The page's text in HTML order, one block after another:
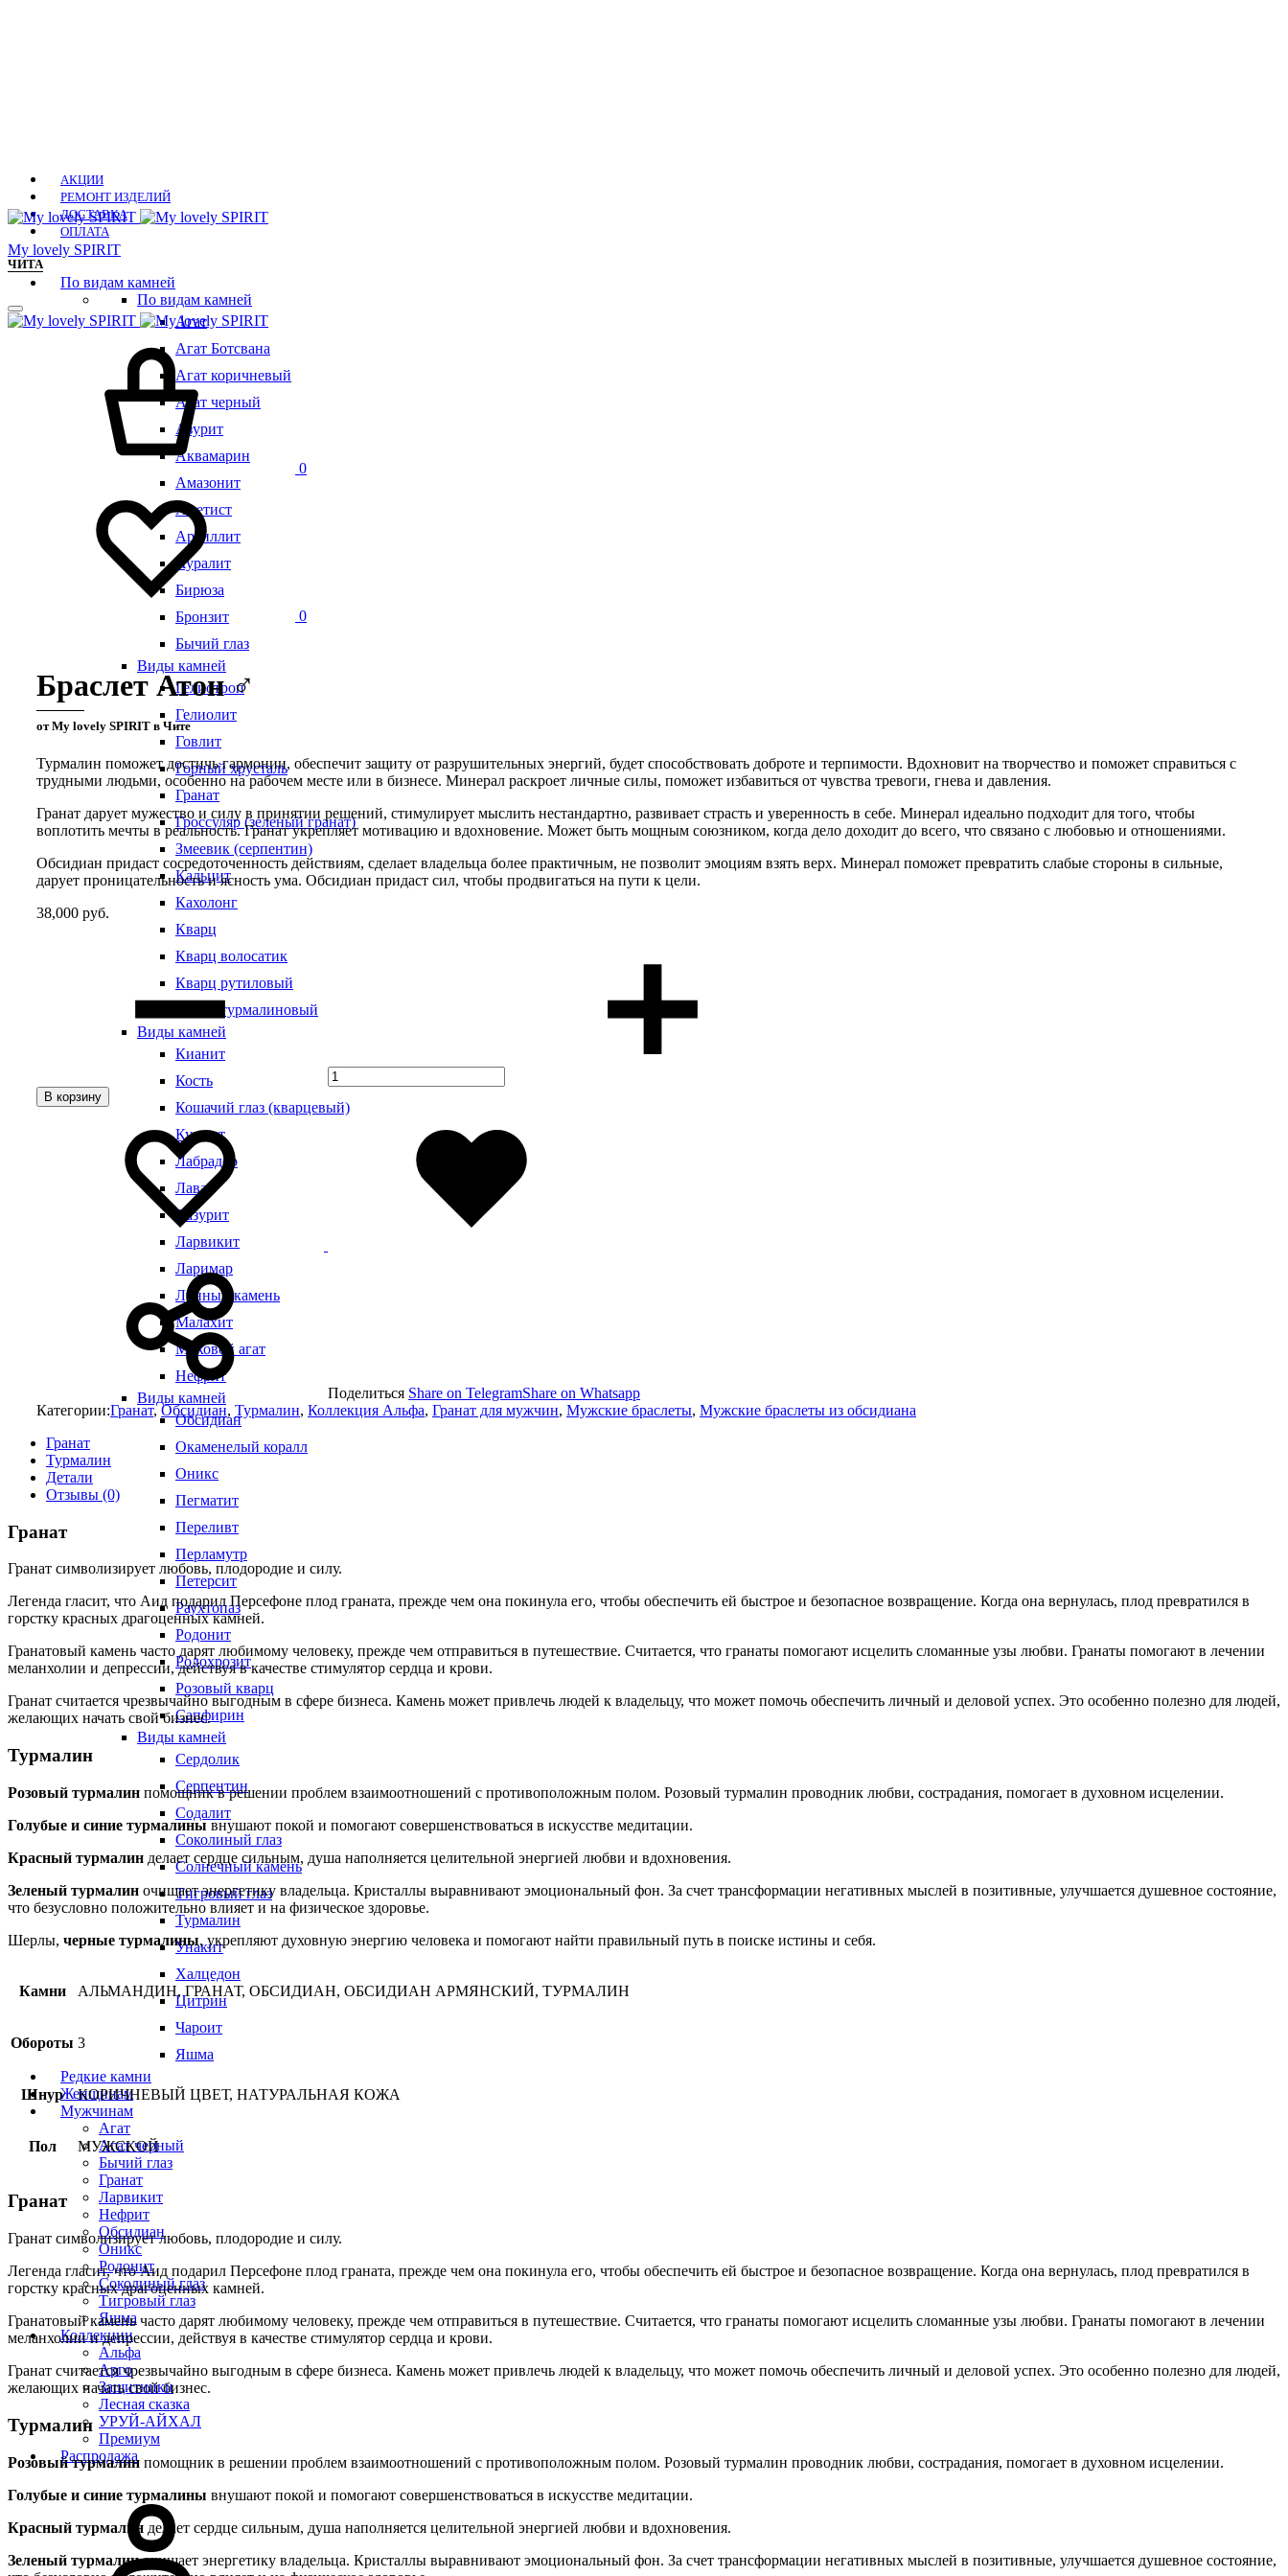
АКЦИИ
РЕМОНТ ИЗДЕЛИЙ
ДОСТАВКА
ОПЛАТА
ЧИТА
Мy lovely SPIRIT
По видам камней
По видам камней
Агат
Агат Ботсвана
Агат коричневый
Агат черный
Азурит
Аквамарин
Амазонит
Аметист
Аргиллит
Ауралит
Бирюза
Бронзит
Бычий глаз
Виды камней
Гелиотроп
Гелиолит
Говлит
Горный хрусталь
Гранат
Гроссуляр (зеленый гранат)
Змеевик (серпентин)
Кальцит
Кахолонг
Кварц
Кварц волосатик
Кварц рутиловый
Кварц турмалиновый
Виды камней
Кианит
Кость
Кошачий глаз (кварцевый)
Кунцит
Лабрадор
Лава
Лазурит
Ларвикит
Ларимар
Лунный камень
Малахит
Моховой агат
Нефрит
Виды камней
Обсидиан
Окаменелый коралл
Оникс
Пегматит
Переливт
Перламутр
Петерсит
Раухтопаз
Родонит
Родохрозит
Розовый кварц
Сапфирин
Виды камней
Сердолик
Серпентин
Содалит
Соколиный глаз
Солнечный камень
Тигровый глаз
Турмалин
Унакит
Халцедон
Цитрин
Чароит
Яшма
Редкие камни
Женщинам
Мужчинам
Агат
Агат черный
Бычий глаз
Гранат
Ларвикит
Нефрит
Обсидиан
Оникс
Родонит
Соколиный глаз
Тигровый глаз
Яшма
Коллекции
Альфа
Арго
Защитники
Лесная сказка
УРУЙ-АЙХАЛ
Премиум
Распродажа
0
0
Браслет Атон ♂
от My lovely SPIRIT в Чите
Турмалин поможет достичь гармонии, обеспечит защиту от разрушительных энергий, будет способствовать доброте и терпимости. Вдохновит на творчество и поможет справиться с
трудными людьми, особенно на рабочем месте или в бизнесе. Минерал раскроет личные силы, поможет избавиться от чувства тревоги, гнева и давления.
Гранат дарует мужество и силу в принятии решений, стимулирует мыслить нестандартно, развивает страсть и уверенность в себе. Минерал идеально подходит для того, чтобы
воплотить мечты в реальность. Гранат укрепляет мотивацию и вдохновение. Может быть мощным союзником, когда дело доходит до всего, что связано с любовью и отношениями.
Обсидиан придаст сосредоточенность действиям, сделает владельца более практичным, не позволит эмоциям взять верх. Минерал поможет превратить слабые стороны в сильные,
дарует проницательность и ясность ума. Обсидиан придаст сил, чтобы продвигаться на пути к цели.
38,000 руб.
В корзину
Добавить
Добавление
Поделиться Share on TelegramShare on Whatsapp
Категории:Гранат, Обсидиан, Турмалин, Коллекция Альфа, Гранат для мужчин, Мужские браслеты, Мужские браслеты из обсидиана
Гранат
Турмалин
Детали
Отзывы (0)
Гранат
Гранат символизирует любовь, плодородие и силу.
Легенда гласит, что Аид подарил Персефоне плод граната, прежде чем она покинула его, чтобы обеспечить ей быстрое и безопасное возвращение. Когда она вернулась, плод превратился в
горстку красных драгоценных камней.
Гранатовый камень часто дарят любимому человеку, прежде чем отправиться в путешествие. Считается, что гранаты помогают исцелить сломанные узы любви. Гранаты помогают в лечении
меланхолии и депрессии, действуя в качестве стимулятор сердца и крови.
Гранат считается чрезвычайно выгодным в сфере бизнеса. Камень может привлечь людей к владельцу, что может помочь обеспечить личный и деловой успех. Это особенно полезно для людей,
желающих начать свой бизнес.
Турмалин
Розовый турмалин помощник в решении проблем взаимоотношений с противоположным полом. Розовый турмалин проводник любви, сострадания, помогает в духовном исцелении.
Голубые и синие турмалинывнушают покой и помогают совершенствоваться в искусстве медитации.
Красный турмалин делает сердце сильным, душа наполняется целительной энергией любви и вдохновения.
Зеленый турмалин очищает энергетику владельца. Кристаллы выравнивают эмоциональный фон. За счет трансформации негативных мыслей в позитивные, улучшается душевное состояние,
что безусловно положительно влияет и на физическое здоровье.
Шерлы, черные турмалины, укрепляют духовную энергию человека и помогают найти правильный путь в поиске истины и себя.
Камни АЛЬМАНДИН, ГРАНАТ, ОБСИДИАН, ОБСИДИАН АРМЯНСКИЙ, ТУРМАЛИН
Обороты 3
Шнур КОРИЧНЕВЫЙ ЦВЕТ, НАТУРАЛЬНАЯ КОЖА
Пол МУЖСКОЙ
Гранат
Гранат символизирует любовь, плодородие и силу.
Легенда гласит, что Аид подарил Персефоне плод граната, прежде чем она покинула его, чтобы обеспечить ей быстрое и безопасное возвращение. Когда она вернулась, плод превратился в
горстку красных драгоценных камней.
Гранатовый камень часто дарят любимому человеку, прежде чем отправиться в путешествие. Считается, что гранаты помогают исцелить сломанные узы любви. Гранаты помогают в лечении
меланхолии и депрессии, действуя в качестве стимулятор сердца и крови.
Гранат считается чрезвычайно выгодным в сфере бизнеса. Камень может привлечь людей к владельцу, что может помочь обеспечить личный и деловой успех. Это особенно полезно для людей,
желающих начать свой бизнес.
Турмалин
Розовый турмалин помощник в решении проблем взаимоотношений с противоположным полом. Розовый турмалин проводник любви, сострадания, помогает в духовном исцелении.
Голубые и синие турмалины внушают покой и помогают совершенствоваться в искусстве медитации.
Красный турмалин делает сердце сильным, душа наполняется целительной энергией любви и вдохновения.
Зеленый турмалиночищает энергетику владельца. Кристаллы выравнивают эмоциональный фон. За счет трансформации негативных мыслей в позитивные, улучшается душевное состояние,